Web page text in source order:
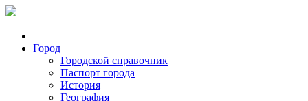
Город
Городской справочник
Паспорт города
История
География